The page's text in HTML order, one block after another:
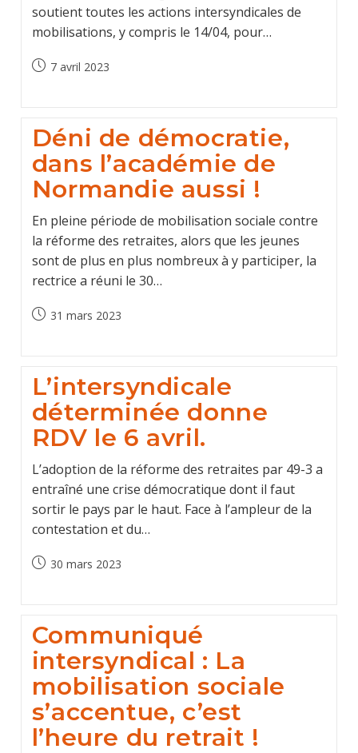
soutient toutes les actions intersyndicales de
mobilisations, y compris le 14/04, pour…
Post7 avril 2023
Déni de démocratie,
dans l’académie de
Normandie aussi !
En pleine période de mobilisation sociale contre
la réforme des retraites, alors que les jeunes
sont de plus en plus nombreux à y participer, la
rectrice a réuni le 30…
Post31 mars 2023
L’intersyndicale
déterminée donne
RDV le 6 avril.
L’adoption de la réforme des retraites par 49-3 a
entraîné une crise démocratique dont il faut
sortir le pays par le haut. Face à l’ampleur de la
contestation et du…
Post30 mars 2023
Communiqué
intersyndical : La
mobilisation sociale
s’accentue, c’est
l’heure du retrait !